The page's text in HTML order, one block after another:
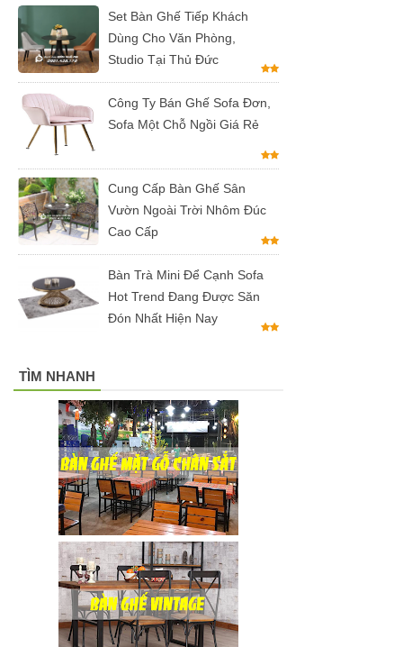
văn phòng
ghế bọc vải
màu xám
Bộ bàn ghế
tiếp khách
studio, văn
phòng, căn
hộ màu
hồng
Ghế
streamer
đẹp giá tốt
tại HCM
Tổng hợp
các mẫu
chân bàn
cafe, chân
bàn decor,
chân bàn
Set Bàn Ghế Tiếp Khách
Dùng Cho Văn Phòng,
Studio Tại Thủ Đức
Công Ty Bán Ghế Sofa Đơn,
Sofa Một Chỗ Ngồi Giá Rẻ
Cung Cấp Bàn Ghế Sân
Vườn Ngoài Trời Nhôm Đúc
Cao Cấp
Bàn Trà Mini Để Cạnh Sofa
Hot Trend Đang Được Săn
Đón Nhất Hiện Nay
TÌM NHANH